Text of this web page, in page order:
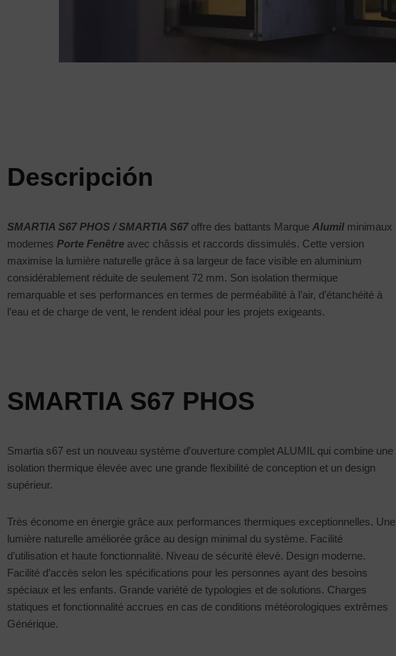
Descripción
SMARTIA S67 PHOS / SMARTIA S67 offre des battants Marque Alumil minimaux
modernes Porte Fenêtre avec châssis et raccords dissimulés. Cette version
maximise la lumière naturelle grâce à sa largeur de face visible en aluminium
considérablement réduite de seulement 72 mm. Son isolation thermique
remarquable et ses performances en termes de perméabilité à l’air, d’étanchéité à
l’eau et de charge de vent, le rendent idéal pour les projets exigeants.
SMARTIA S67 PHOS
Smartia s67 est un nouveau système d’ouverture complet ALUMIL qui combine une
isolation thermique élevée avec une grande flexibilité de conception et un design
supérieur.
Très économe en énergie grâce aux performances thermiques exceptionnelles. Une
lumière naturelle améliorée grâce au design minimal du système. Facilité
d’utilisation et haute fonctionnalité. Niveau de sécurité élevé. Design moderne.
Facilité d’accès selon les spécifications pour les personnes ayant des besoins
spéciaux et les enfants. Grande variété de typologies et de solutions. Charges
statiques et fonctionnalité accrues en cas de conditions météorologiques extrêmes
Générique.